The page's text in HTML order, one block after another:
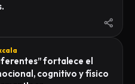
fortalece el
cognitivo y físico